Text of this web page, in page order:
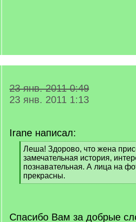
23 янв. 2011 0:49
23 янв. 2011 1:13
Irane написал:
[
q
]
Леша! Здорово, что жена
замечательная история,
познавательная. А лица на
прекрасны.
[
Спасибо Вам за добрые